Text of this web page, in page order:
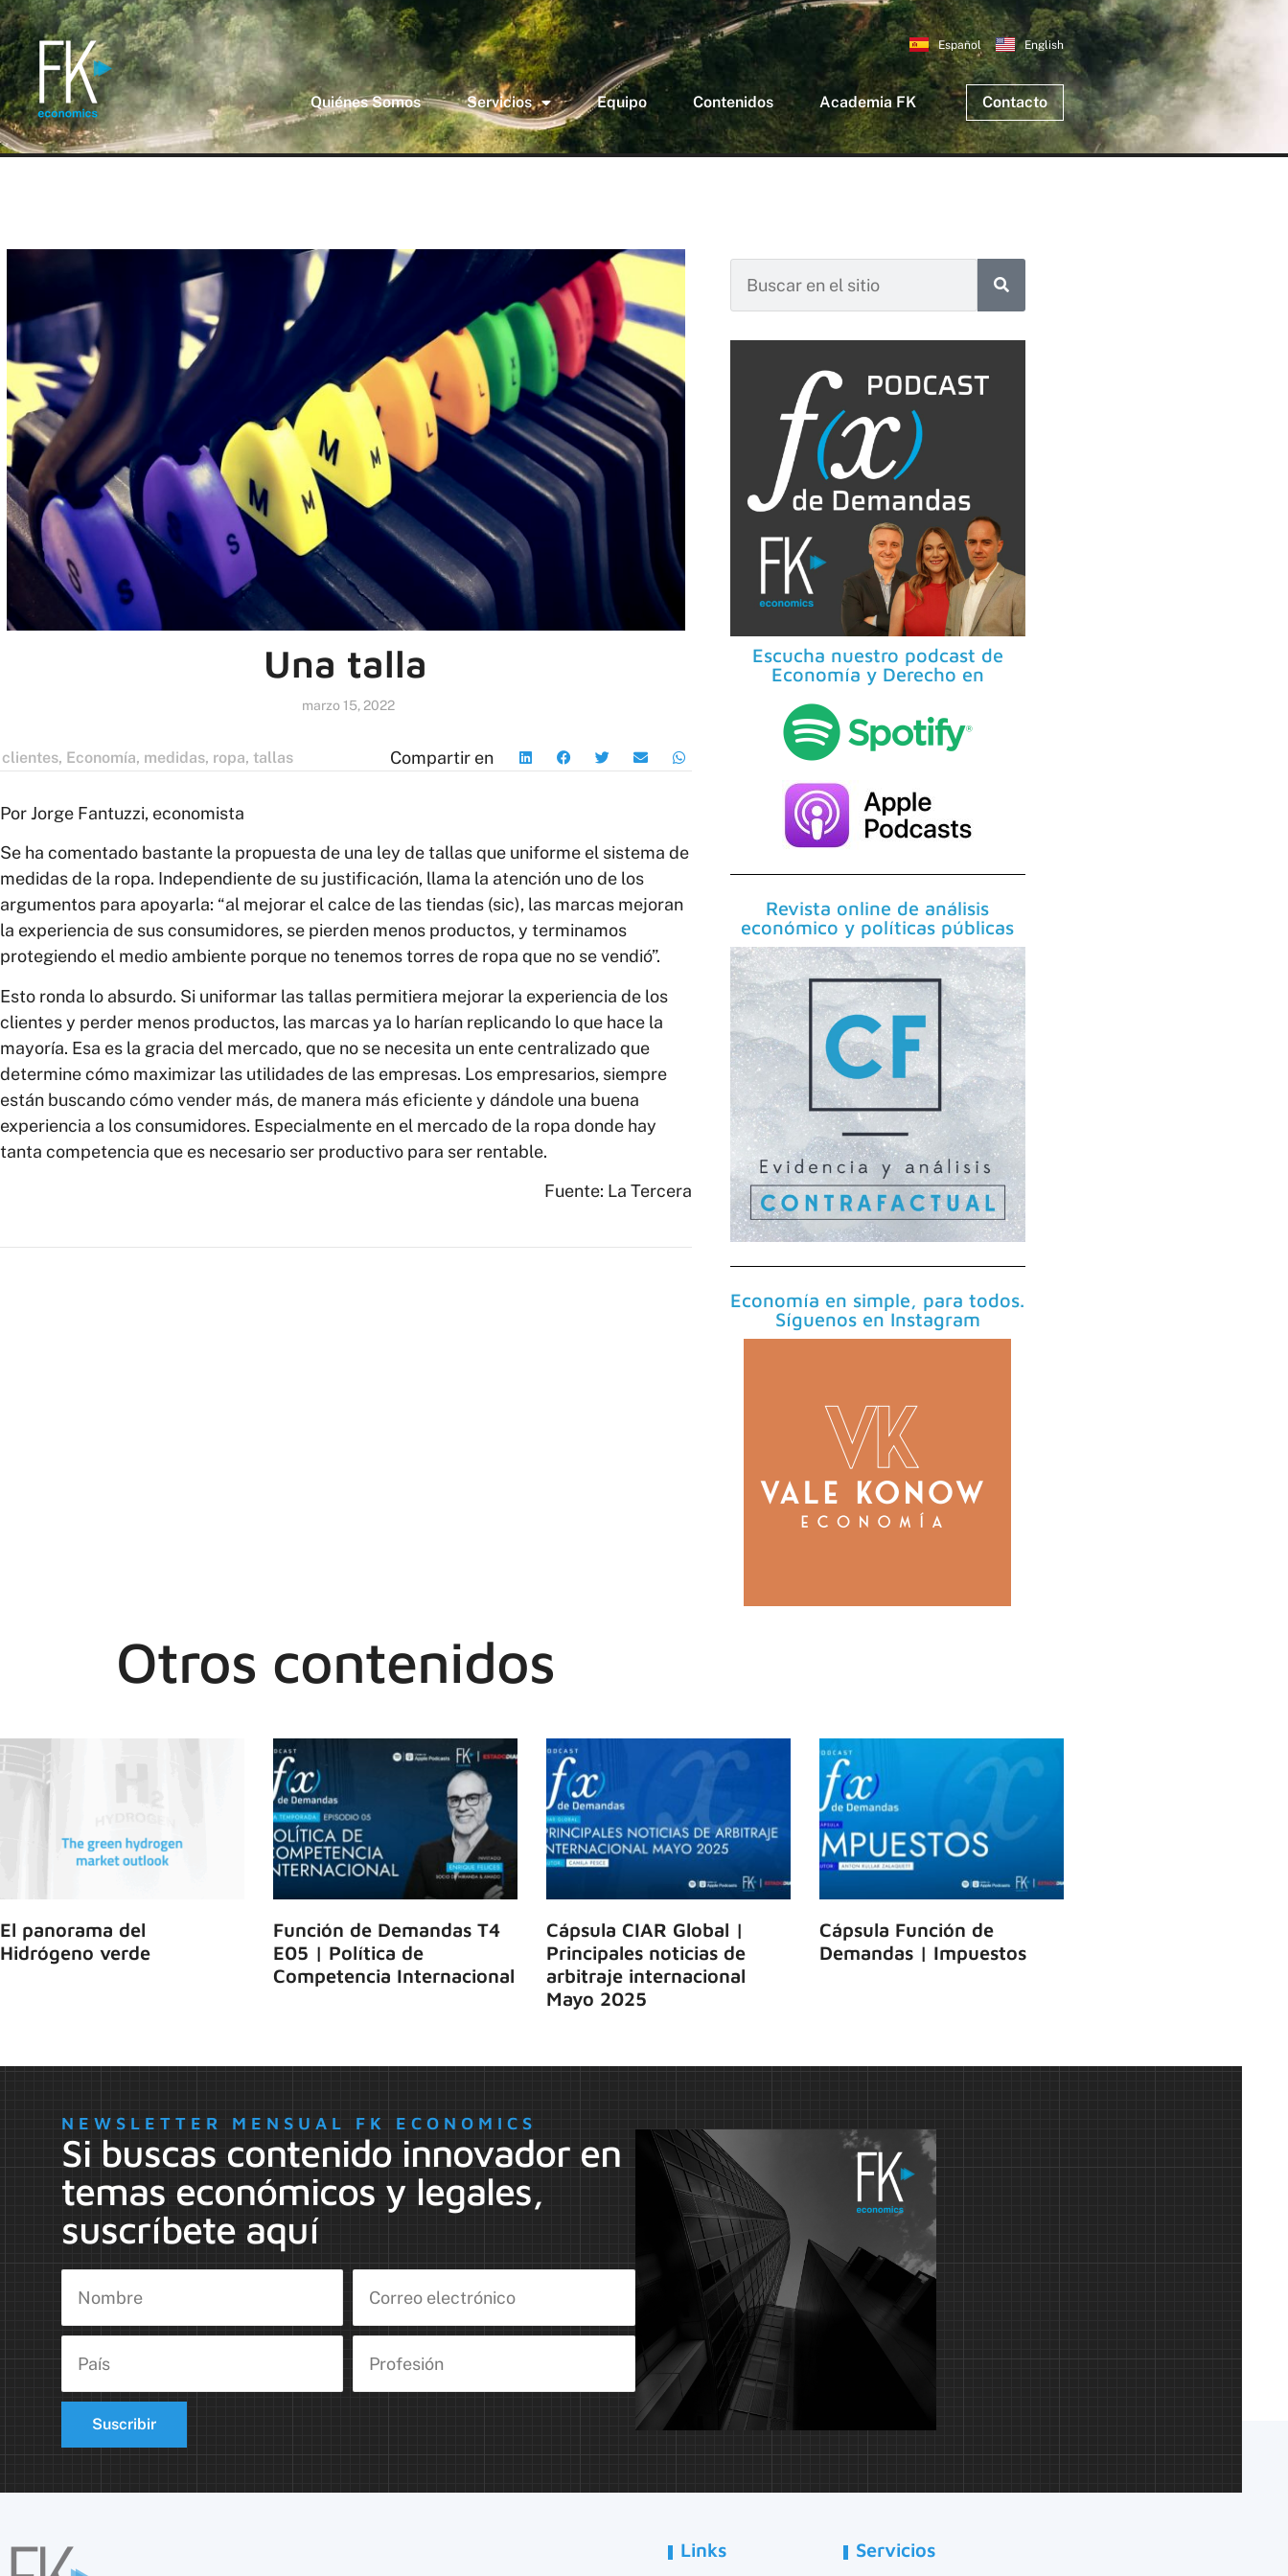
Español English
Quiénes Somos Servicios Equipo Contenidos Academia FK Contacto
Una talla
marzo 15, 2022
clientes, Economía, medidas, ropa, tallas Compartir en
Por Jorge Fantuzzi, economista
Se ha comentado bastante la propuesta de una ley de tallas que uniforme el sistema de
medidas de la ropa. Independiente de su justificación, llama la atención uno de los
argumentos para apoyarla: “al mejorar el calce de las tiendas (sic), las marcas mejoran
la experiencia de sus consumidores, se pierden menos productos, y terminamos
protegiendo el medio ambiente porque no tenemos torres de ropa que no se vendió”.
Esto ronda lo absurdo. Si uniformar las tallas permitiera mejorar la experiencia de los
clientes y perder menos productos, las marcas ya lo harían replicando lo que hace la
mayoría. Esa es la gracia del mercado, que no se necesita un ente centralizado que
determine cómo maximizar las utilidades de las empresas. Los empresarios, siempre
están buscando cómo vender más, de manera más eficiente y dándole una buena
experiencia a los consumidores. Especialmente en el mercado de la ropa donde hay
tanta competencia que es necesario ser productivo para ser rentable.
Fuente: La Tercera
Escucha nuestro podcast de
Economía y Derecho en
Revista online de análisis
económico y políticas públicas
Economía en simple, para todos.
Síguenos en Instagram
Otros contenidos
El panorama del
Hidrógeno verde
Función de Demandas T4
E05 | Política de
Competencia Internacional
Cápsula CIAR Global |
Principales noticias de
arbitraje internacional
Mayo 2025
Cápsula Función de
Demandas | Impuestos
NEWSLETTER MENSUAL FK ECONOMICS
Si buscas contenido innovador en
temas económicos y legales,
suscríbete aquí
Suscribir
Links Servicios